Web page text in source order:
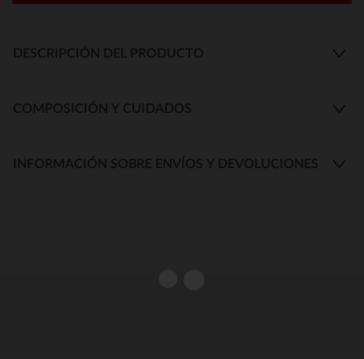
DESCRIPCIÓN DEL PRODUCTO
COMPOSICIÓN Y CUIDADOS
INFORMACIÓN SOBRE ENVÍOS Y DEVOLUCIONES